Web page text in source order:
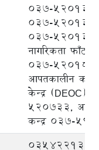
037-520133
037-520131
037-520132
नागरिकता फाँट,
037-520182,
आपतकालीन
केन्द्र
520733,
कन्द्र 037-
035422133,